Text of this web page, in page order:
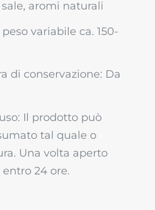
aromi naturali
variabile ca. 150-
di conservazione: Da
Il prodotto può
tal quale o
Una volta aperto
24 ore.